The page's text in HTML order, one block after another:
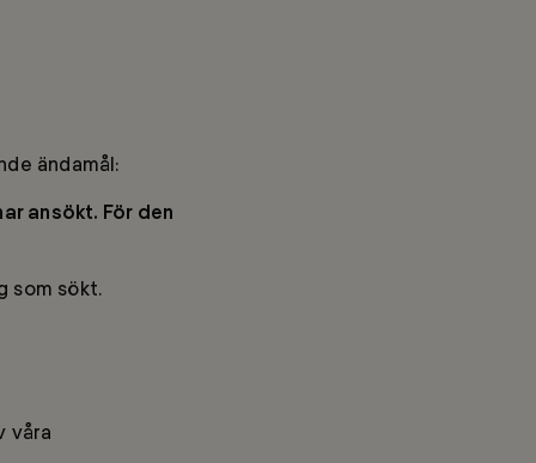
ändamål:
ansökt. För den
som sökt.
våra